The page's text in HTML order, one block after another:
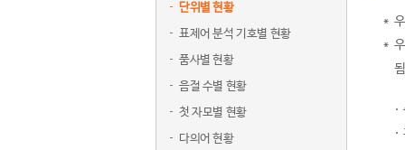
단위별 현황
표제어 분석 기호별 현황
품사별 현황
음절 수별 현황
첫 자모별 현황
다의어 현황